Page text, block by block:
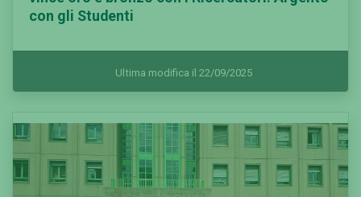
con gli Studenti
Ultima modifica il 22/09/2025